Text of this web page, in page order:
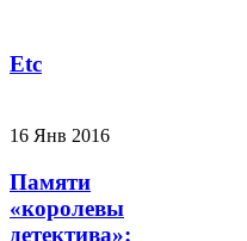
Etc
16 Янв 2016
Памяти
«королевы
детектива»: